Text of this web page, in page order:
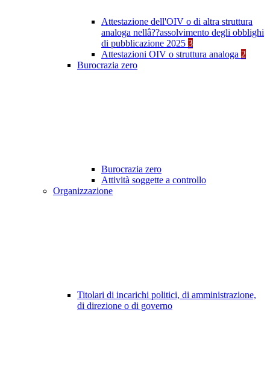
Attestazione dell'OIV o di altra struttura
analoga nellâ??assolvimento degli obblighi
di pubblicazione 2025 3
Attestazioni OIV o struttura analoga 2
Burocrazia zero
Burocrazia zero
Attività soggette a controllo
Organizzazione
Titolari di incarichi politici, di amministrazione,
di direzione o di governo